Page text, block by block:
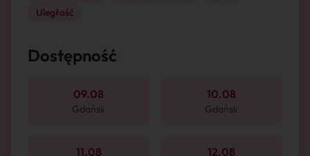
Uległość
Dostępność
09.08
Gdańsk
10.08
Gdańsk
11.08 12.08